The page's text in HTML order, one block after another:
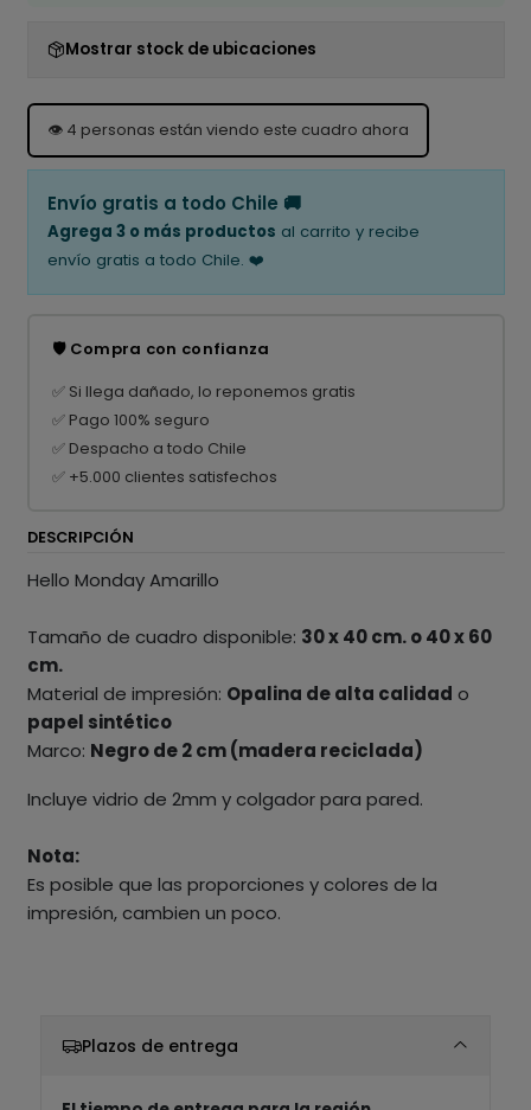
Mostrar stock de ubicaciones
👁️ 4 personas están viendo este cuadro ahora
Envío gratis a todo Chile 🚚
Agrega 3 o más productos al carrito y recibe
envío gratis a todo Chile. ❤️
🛡️ Compra con confianza
✅ Si llega dañado, lo reponemos gratis
✅ Pago 100% seguro
✅ Despacho a todo Chile
✅ +5.000 clientes satisfechos
DESCRIPCIÓN
Hello Monday Amarillo
Tamaño de cuadro disponible: 30 x 40 cm. o 40 x 60
cm.
Material de impresión: Opalina de alta calidad o
papel sintético
Marco: Negro de 2 cm (madera reciclada)
Incluye vidrio de 2mm y colgador para pared.
Nota:
Es posible que las proporciones y colores de la
impresión, cambien un poco.
Plazos de entrega